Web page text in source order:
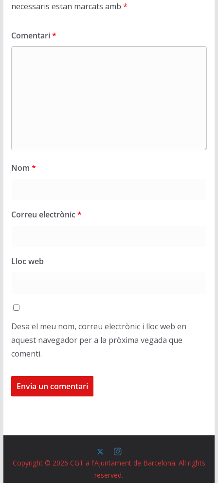
necessaris estan marcats amb *
Comentari*
Nom *
Correu electrònic*
Lloc web
Desa el meu nom, correu electrònic i lloc web en
aquest navegador per a la pròxima vegada que
comenti.
Copyright © 2026 CGT a l'Ajuntament de Barcelona. All rights
reserved.